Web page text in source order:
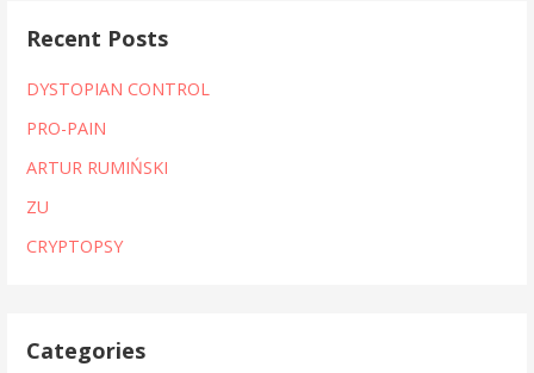
Recent Posts
DYSTOPIAN CONTROL
PRO-PAIN
ARTUR RUMIŃSKI
ZU
CRYPTOPSY
Categories